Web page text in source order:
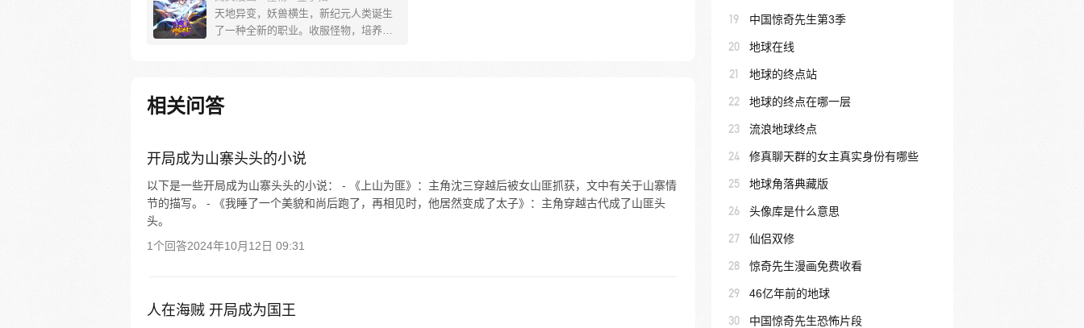
天地异变，妖兽横生，新纪元人类诞生
了一种全新的职业。收服怪物，培养怪
我也能将他进化成一只翱翔九天的真
龙。 每周三、六更新
相关问答
开局成为山寨头头的小说
以下是一些开局成为山寨头头的小说： - 《上山为匪》：主角沈三穿越后被女山匪抓获，文中有关于山寨情
节的描写。 - 《我睡了一个美貌和尚后跑了，再相见时，他居然变成了太子》：主角穿越古代成了山匪头
头。
1个回答2024年10月12日 09:31
人在海贼 开局成为国王
19 中国惊奇先生第3季
20 地球在线
21 地球的终点站
22 地球的终点在哪一层
23 流浪地球终点
24 修真聊天群的女主真实身份有哪些
25 地球角落典藏版
26 头像库是什么意思
27 仙侣双修
28 惊奇先生漫画免费收看
29 46亿年前的地球
30 中国惊奇先生恐怖片段